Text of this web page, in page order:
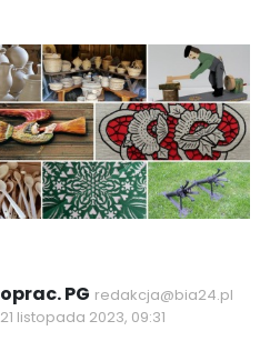
oprac. PG redakcja@bia24.pl
21 listopada 2023, 09:31